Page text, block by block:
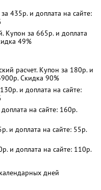
435р. и доплата на сайте:
Купон за 665р. и доплата
49%
расчет. Купон за 180р. и
Скидка 90%
и доплата на сайте:
на сайте: 160р.
и доплата на сайте: 55р.
и доплата на сайте: 110р.
дней